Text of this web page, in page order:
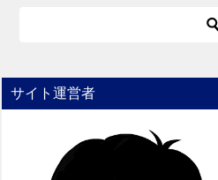
サイト運営者